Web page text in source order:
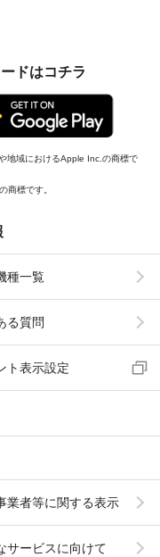
ドはコチラ
地域におけるApple Inc.の商標で
商標です。
種一覧
る質問
ト表示設定
業者等に関する表示
サービスに向けて